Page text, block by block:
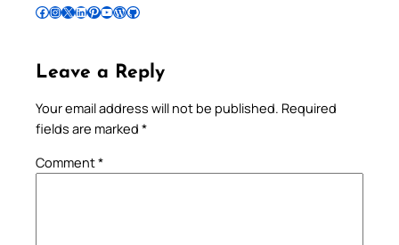
Follow Pradeep on Facebook Follow Pradeep on InstagramFollow Pradeep on X Follow Pradeep on LinkedIn Follow Pradeep on Pinterest Subscribe to Pradeep’s Youtube Channel Follow Pradeep on WordPress Follow Pradeep on GitHub
Leave a Reply
Your email address will not be published. Required
fields are marked *
Comment*